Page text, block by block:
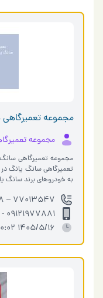
مجموعه
مجموعه
به خودروهای برند
77013547 – 77013548
09121977881 - 09122123144
1405/5/16 13:30:02